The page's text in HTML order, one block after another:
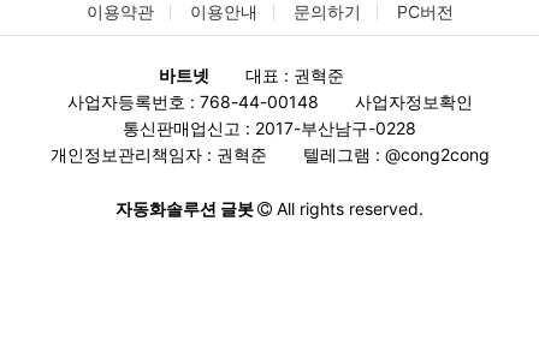
이용약관 이용안내 문의하기 PC버전
바트넷
대표 : 권혁준
사업자등록번호 : 768-44-00148
사업자정보확인
통신판매업신고 : 2017-부산남구-0228
개인정보관리책임자 : 권혁준
텔레그램 : @cong2cong
자동화솔루션 글봇 All rights reserved.